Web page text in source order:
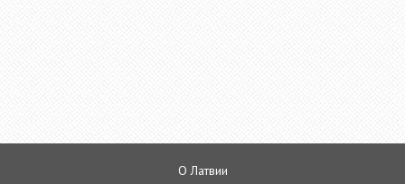
О Латвии